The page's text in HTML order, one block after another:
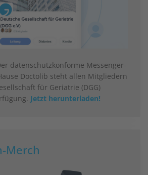
datenschutzkonforme Messenger-
Doctolib steht allen Mitgliedern
für Geriatrie (DGG)
Jetzt herunterladen!
Merch